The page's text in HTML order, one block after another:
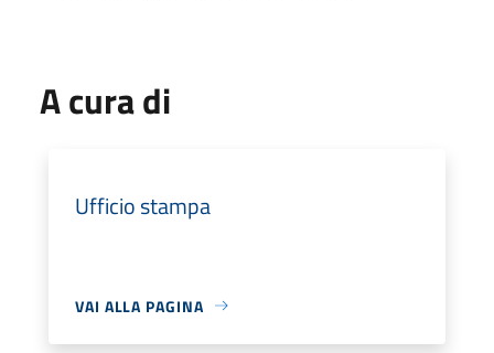
A cura di
Ufficio stampa
VAI ALLA PAGINA